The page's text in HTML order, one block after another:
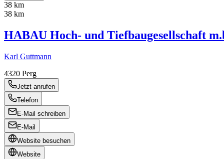
38 km
38 km
HABAU Hoch- und Tiefbaugesellschaft
Karl Guttmann
4320 Perg
Jetzt anrufen
Telefon
E-Mail schreiben
E-Mail
Website besuchen
Website